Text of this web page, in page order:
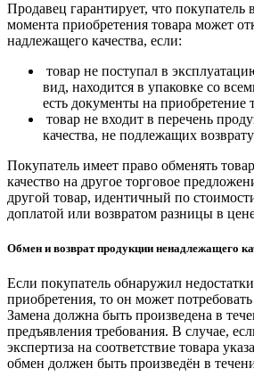
Продавец гарантирует, что покупатель
момента приобретения товара может
надлежащего качества, если:
товар не поступал в
вид, находится в упаковке со
есть документы на приобретение
товар не входит в перечень
качества, не подлежащих
Покупатель имеет право обменять
качество на другое торговое
другой товар, идентичный по
доплатой или возвратом разницы в
Обмен и возврат продукции ненадлежащего
Если покупатель обнаружил
приобретения, то он может
Замена должна быть произведена в
предъявления требования. В случае,
экспертиза на соответствие товара
обмен должен быть произведён в